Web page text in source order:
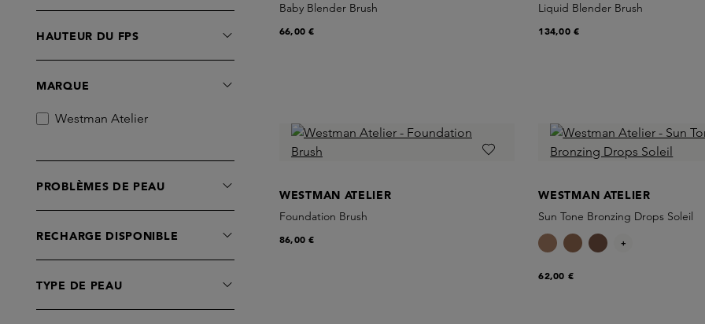
Ombre à Paupières
Poudre
HAUTEUR DU FPS
MARQUE
Westman Atelier
PROBLÈMES DE PEAU
RECHARGE DISPONIBLE
TYPE DE PEAU
Baby Blender Brush
66,00 €
Liquid Blender Brush
134,00 €
WESTMAN ATELIER
Foundation Brush
86,00 €
WESTMAN ATELIER
Sun Tone Bronzing Drops Soleil
62,00 €
+